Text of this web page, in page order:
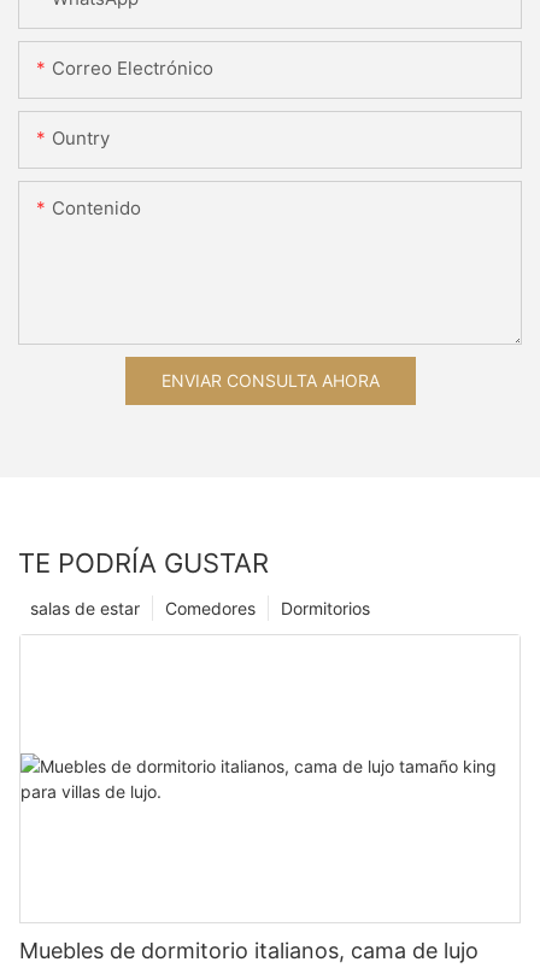
Correo Electrónico
Ountry
Contenido
ENVIAR CONSULTA AHORA
TE PODRÍA GUSTAR
Dormitorios
Comedores
salas de estar
Muebles de dormitorio italianos, cama de lujo